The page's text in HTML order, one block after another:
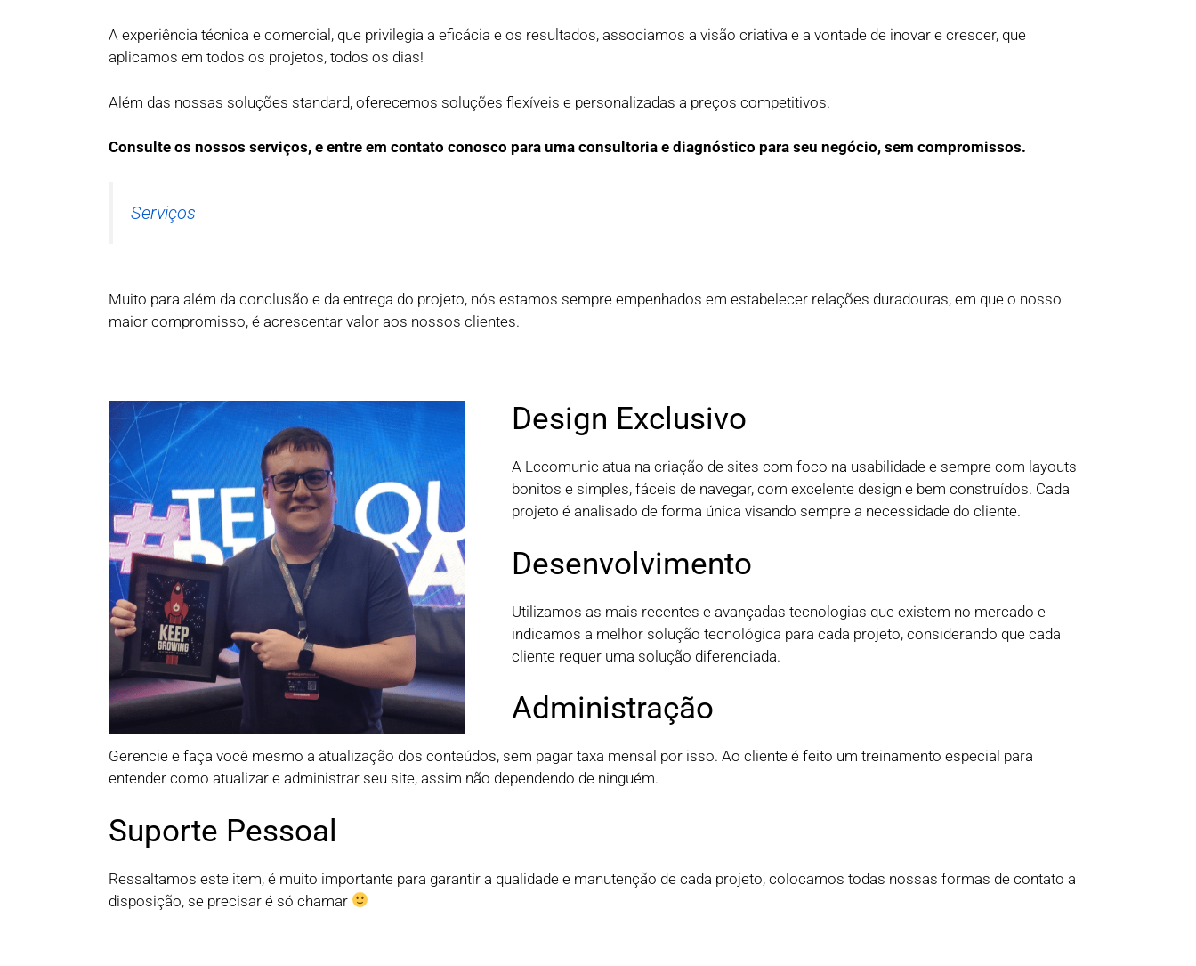
A experiência técnica e comercial, que privilegia a eficácia e os resultados, associamos a visão criativa e a vontade de inovar e crescer, que
aplicamos em todos os projetos, todos os dias!
Além das nossas soluções standard, oferecemos soluções flexíveis e personalizadas a preços competitivos.
Consulte os nossos serviços, e entre em contato conosco para uma consultoria e diagnóstico para seu negócio, sem compromissos.
Serviços
Muito para além da conclusão e da entrega do projeto, nós estamos sempre empenhados em estabelecer relações duradouras, em que o nosso
maior compromisso, é acrescentar valor aos nossos clientes.
Design Exclusivo
A Lccomunic atua na criação de sites com foco na usabilidade e sempre com layouts
bonitos e simples, fáceis de navegar, com excelente design e bem construídos. Cada
projeto é analisado de forma única visando sempre a necessidade do cliente.
Desenvolvimento
Utilizamos as mais recentes e avançadas tecnologias que existem no mercado e
indicamos a melhor solução tecnológica para cada projeto, considerando que cada
cliente requer uma solução diferenciada.
Administração
Gerencie e faça você mesmo a atualização dos conteúdos, sem pagar taxa mensal por isso. Ao cliente é feito um treinamento especial para
entender como atualizar e administrar seu site, assim não dependendo de ninguém.
Suporte Pessoal
Ressaltamos este item, é muito importante para garantir a qualidade e manutenção de cada projeto, colocamos todas nossas formas de contato a
disposição, se precisar é só chamar